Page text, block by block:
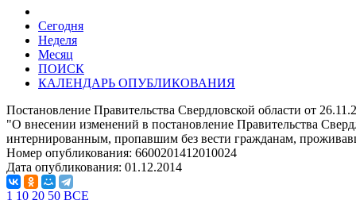
Сегодня
Неделя
Месяц
ПОИСК
КАЛЕНДАРЬ ОПУБЛИКОВАНИЯ
Постановление Правительства Свердловской области от
"О внесении изменений в постановление Правительства
интернированным, пропавшим без вести гражданам,
Номер опубликования: 6600201412010024
Дата опубликования: 01.12.2014
1 10 20 50 ВСЕ